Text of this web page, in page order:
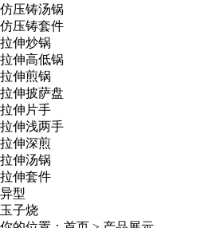
仿压铸汤锅
仿压铸套件
拉伸炒锅
拉伸高低锅
拉伸煎锅
拉伸披萨盘
拉伸片手
拉伸浅两手
拉伸深煎
拉伸汤锅
拉伸套件
异型
玉子烧